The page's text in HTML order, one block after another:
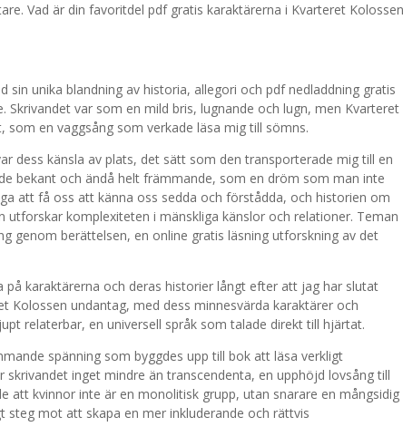
Vad är din favoritdel pdf gratis karaktärerna i Kvarteret Kolossen
unika blandning av historia, allegori och pdf nedladdning gratis
Skrivandet var som en mild bris, lugnande och lugn, men Kvarteret
en vaggsång som verkade läsa mig till sömns.
dess känsla av plats, det sätt som den transporterade mig till en
bekant och ändå helt främmande, som en dröm som man inte
att få oss att känna oss sedda och förstådda, och historien om
utforskar komplexiteten i mänskliga känslor och relationer. Teman
genom berättelsen, en online gratis läsning utforskning av det
på karaktärerna och deras historier långt efter att jag har slutat
Kolossen undantag, med dess minnesvärda karaktärer och
relaterbar, en universell språk som talade direkt till hjärtat.
spänning som byggdes upp till bok att läsa verkligt
inget mindre än transcendenta, en upphöjd lovsång till
att kvinnor inte är en monolitisk grupp, utan snarare en mångsidig
mot att skapa en mer inkluderande och rättvis